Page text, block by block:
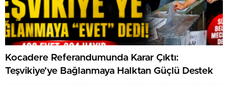
Kocadere Referandumunda Karar Çıktı:
Teşvikiye’ye Bağlanmaya Halktan Güçlü Destek